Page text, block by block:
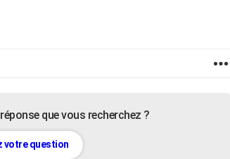
que vous recherchez ?
votre question